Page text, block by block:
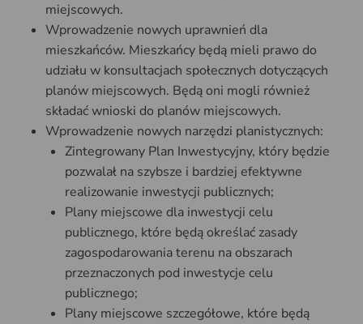
miejscowych.
Wprowadzenie nowych uprawnień dla
mieszkańców. Mieszkańcy będą mieli prawo do
udziału w konsultacjach społecznych dotyczących
planów miejscowych. Będą oni mogli również
składać wnioski do planów miejscowych.
Wprowadzenie nowych narzędzi planistycznych:
Zintegrowany Plan Inwestycyjny, który będzie
pozwalał na szybsze i bardziej efektywne
realizowanie inwestycji publicznych;
Plany miejscowe dla inwestycji celu
publicznego, które będą określać zasady
zagospodarowania terenu na obszarach
przeznaczonych pod inwestycje celu
publicznego;
Plany miejscowe szczegółowe, które będą